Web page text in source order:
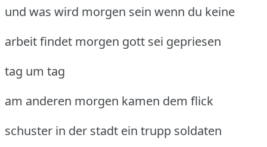
und was wird morgen sein wenn du keine
arbeit findet morgen gott sei gepriesen
tag um tag
am anderen morgen kamen dem flick
schuster in der stadt ein trupp soldaten